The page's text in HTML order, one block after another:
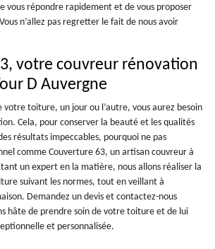
vous répondre rapidement et de vous proposer
n’allez pas regretter le fait de nous avoir
votre couvreur rénovation
D Auvergne
votre toiture, un jour ou l’autre, vous aurez besoin
Cela, pour conserver la beauté et les qualités
résultats impeccables, pourquoi ne pas
comme Couverture 63, un artisan couvreur à
un expert en la matière, nous allons réaliser la
suivant les normes, tout en veillant à
Demandez un devis et contactez-nous
hâte de prendre soin de votre toiture et de lui
et personnalisée.